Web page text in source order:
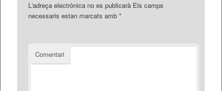
L'adreça electrònica no es publicarà Els camps
necessaris estan marcats amb*
Comentari